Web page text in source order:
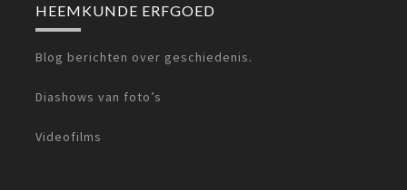
HEEMKUNDE ERFGOED
Blog berichten over geschiedenis.
Diashows van foto’s
Videofilms